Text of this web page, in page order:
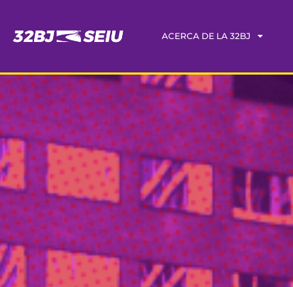
ACERCA DE LA 32BJ